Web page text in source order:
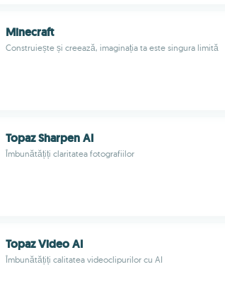
Minecraft
Construiește și creează, imaginația ta este singura limită
Topaz Sharpen AI
Îmbunătățiți claritatea fotografiilor
Topaz Video AI
Îmbunătățiți calitatea videoclipurilor cu AI